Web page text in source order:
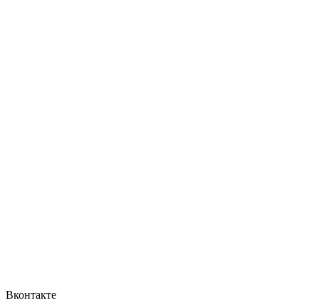
Вконтакте